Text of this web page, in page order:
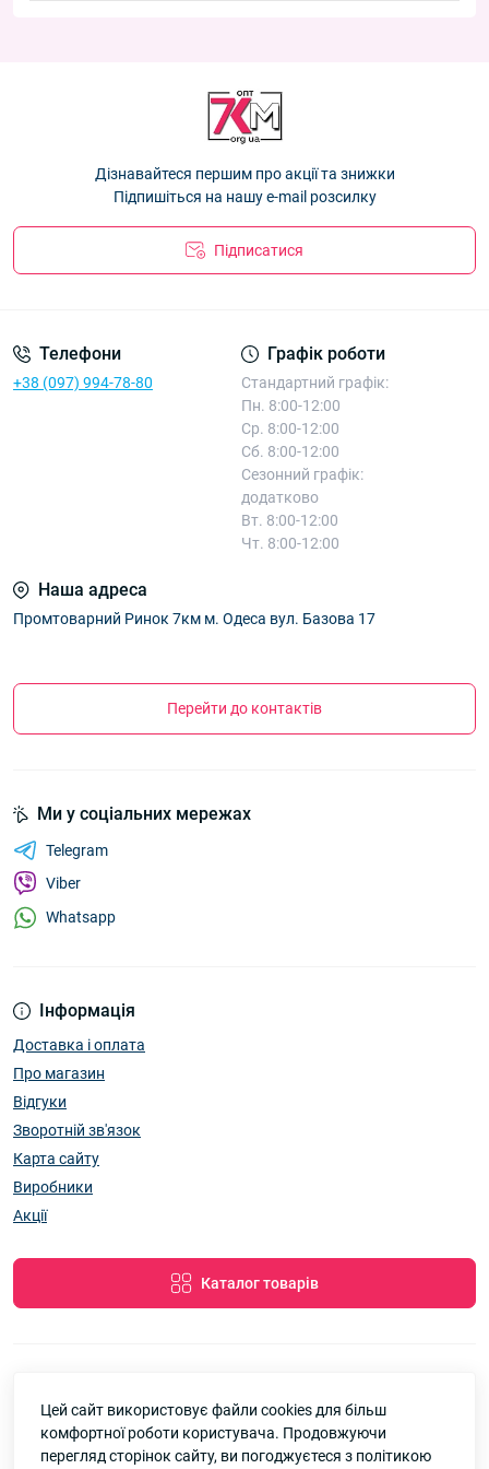
"Ведмежата" Корона CY552-1— 40.50 ₴
Шкарпетки дитячі Оптом норка для хлопчиків та дівчаток
12-24 місяців "Сніговик" Корона C3579-1
Шкарпетки дитячі Оптом кашемір для дівчаток 3-5 років
"Котик" Корона CY555-1— 35.10 ₴
Дізнавайтеся першим про акції та знижки
Підпишіться на нашу e-mail розсилку
Підписатися
Телефони
+38 (097) 994-78-80
Графік роботи
Стандартний графік:
Пн. 8:00-12:00
Ср. 8:00-12:00
Сб. 8:00-12:00
Сезонний графік:
додатково
Вт. 8:00-12:00
Чт. 8:00-12:00
Наша адреса
Промтоварний Ринок 7км м. Одеса вул. Базова 17
Перейти до контактів
Інформація
Доставка і оплата
Про магазин
Відгуки
Зворотній зв'язок
Карта сайту
Виробники
Акції
Каталог товарів
Ми у соціальних мережах
Telegram
Viber
Whatsapp
7км Одеса — Одяг і аксесуари оптом © 2026
Рейтинг
Цей сайт використовує файли cookies для більш
комфортної роботи користувача. Продовжуючи
перегляд сторінок сайту, ви погоджуєтеся з політикою